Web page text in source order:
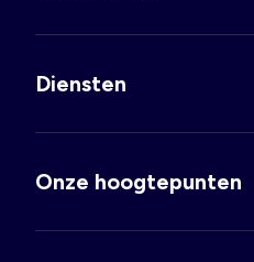
Diensten
Onze hoogtepunten